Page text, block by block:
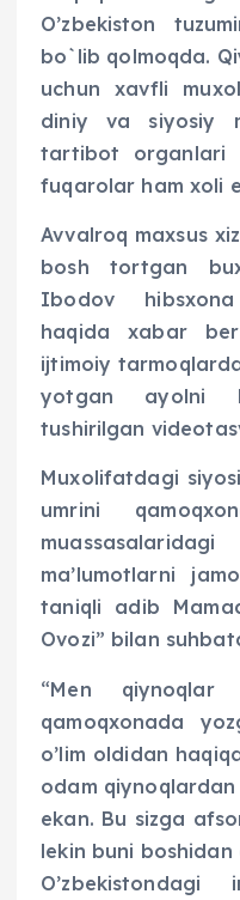
O’zbekiston
bo`lib qolmoqda.
uchun xavfli
diniy va siyosiy
tartibot organlari
fuqarolar ham xoli
Avvalroq maxsus
bosh tortgan
Ibodov
haqida xabar
ijtimoiy
yotgan ayolni
tushirilgan
Muxolifatdagi
umrini
ma’lumotlarni
taniqli adib
Ovozi” bilan
“Men
qamoqxonada
o’lim oldidan
odam qiynoqlardan
ekan. Bu sizga
lekin buni boshidan